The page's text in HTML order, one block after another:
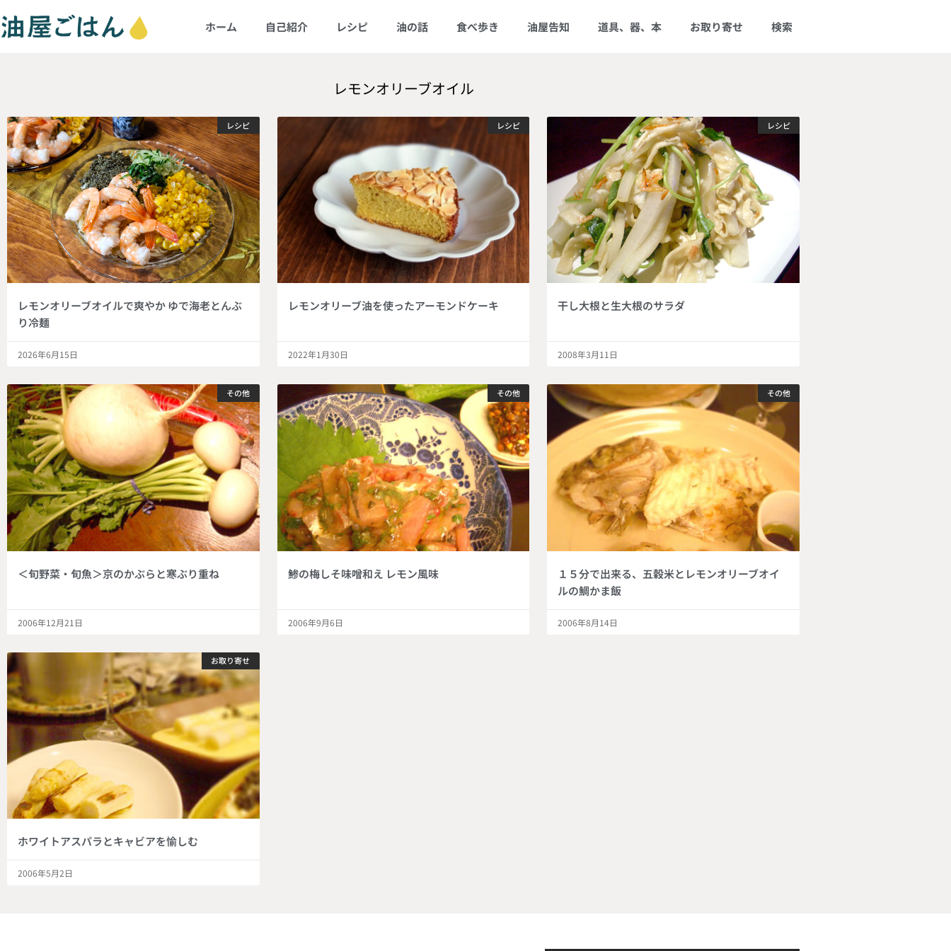
ホーム 自己紹介 レシピ 油の話 食べ歩き 油屋告知 道具、器、本 お取り寄せ 検索
レモンオリーブオイル
レシピ
レモンオリーブオイルで爽やか ゆで海老とんぶ
り冷麺
2026年6月15日
レシピ
レモンオリーブ油を使ったアーモンドケーキ
2022年1月30日
レシピ
干し大根と生大根のサラダ
2008年3月11日
その他
＜旬野菜・旬魚＞京のかぶらと寒ぶり重ね
2006年12月21日
その他
鯵の梅しそ味噌和え レモン風味
2006年9月6日
その他
１５分で出来る、五穀米とレモンオリーブオイ
ルの鯛かま飯
2006年8月14日
お取り寄せ
ホワイトアスパラとキャビアを愉しむ
2006年5月2日